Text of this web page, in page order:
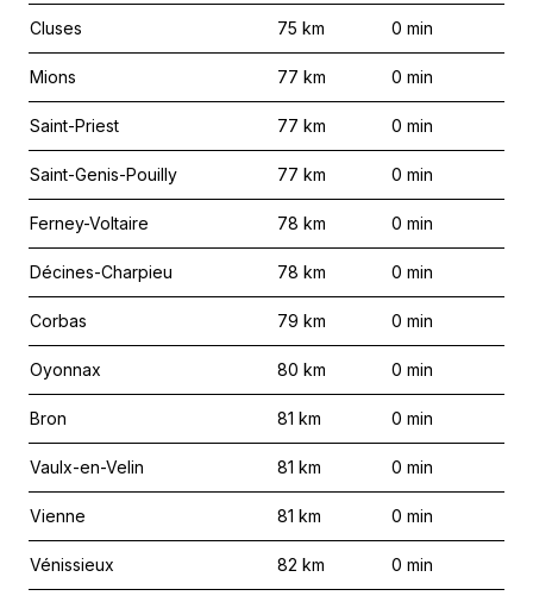
Cluses 75 km 0 min
Mions 77 km 0 min
Saint-Priest 77 km 0 min
Saint-Genis-Pouilly 77 km 0 min
Ferney-Voltaire 78 km 0 min
Décines-Charpieu 78 km 0 min
Corbas 79 km 0 min
Oyonnax 80 km 0 min
Bron 81 km 0 min
Vaulx-en-Velin 81 km 0 min
Vienne 81 km 0 min
Vénissieux 82 km 0 min